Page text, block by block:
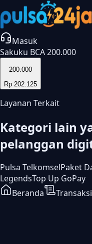
Masuk
Sakuku BCA 200.000
200.000
Rp 202.125
Layanan Terkait
Kategori lain
pelanggan
Pulsa TelkomselPaket
LegendsTop Up GoPay
Beranda
Transaksi